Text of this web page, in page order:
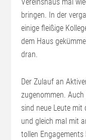
bringen. In der
einige fleißige
dem Haus
dran.
Der Zulauf an
zugenommen.
sind neue Leute mit
und gleich mal mit
tollen